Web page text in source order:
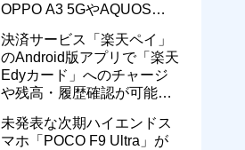
OPPO A3 5GやAQUOS
対象
決済サービス「楽天ペイ」
のAndroid版アプリで「楽天
Edyカード」へのチャージ
や残高・履歴確認が可能
交換なども
未発表な次期ハイエンドス
マホ「POCO F9 Ultra」が